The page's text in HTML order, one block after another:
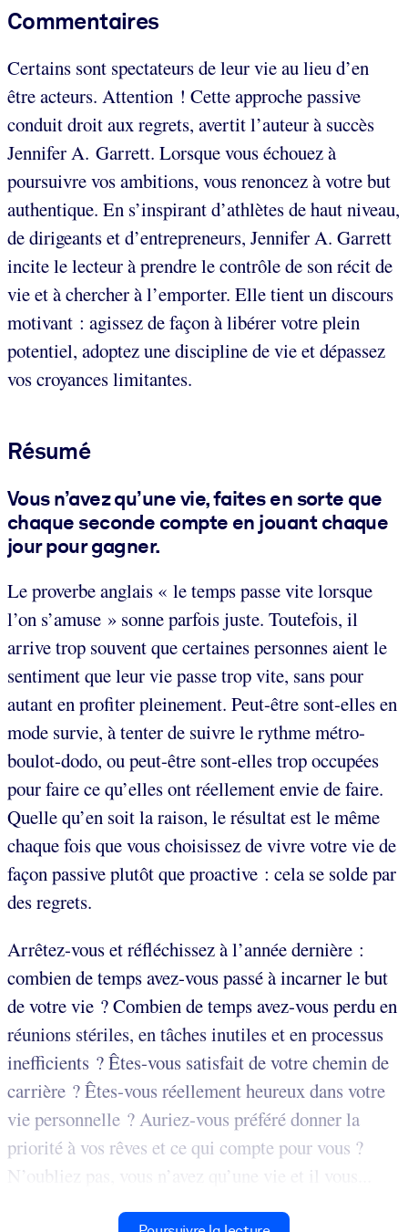
Commentaires
Certains sont spectateurs de leur vie au lieu d’en
être acteurs. Attention ! Cette approche passive
conduit droit aux regrets, avertit l’auteur à succès
Jennifer A. Garrett. Lorsque vous échouez à
poursuivre vos ambitions, vous renoncez à votre but
authentique. En s’inspirant d’athlètes de haut niveau,
de dirigeants et d’entrepreneurs, Jennifer A. Garrett
incite le lecteur à prendre le contrôle de son récit de
vie et à chercher à l’emporter. Elle tient un discours
motivant : agissez de façon à libérer votre plein
potentiel, adoptez une discipline de vie et dépassez
vos croyances limitantes.
Résumé
Vous n’avez qu’une vie, faites en sorte que
chaque seconde compte en jouant chaque
jour pour gagner.
Le proverbe anglais « le temps passe vite lorsque
l’on s’amuse » sonne parfois juste. Toutefois, il
arrive trop souvent que certaines personnes aient le
sentiment que leur vie passe trop vite, sans pour
autant en profiter pleinement. Peut-être sont-elles en
mode survie, à tenter de suivre le rythme métro-
boulot-dodo, ou peut-être sont-elles trop occupées
pour faire ce qu’elles ont réellement envie de faire.
Quelle qu’en soit la raison, le résultat est le même
chaque fois que vous choisissez de vivre votre vie de
façon passive plutôt que proactive : cela se solde par
des regrets.
Arrêtez-vous et réfléchissez à l’année dernière :
combien de temps avez-vous passé à incarner le but
de votre vie ? Combien de temps avez-vous perdu en
réunions stériles, en tâches inutiles et en processus
inefficients ? Êtes-vous satisfait de votre chemin de
carrière ? Êtes-vous réellement heureux dans votre
vie personnelle ? Auriez-vous préféré donner la
priorité à vos rêves et ce qui compte pour vous ?
N’oubliez pas, vous n’avez qu’une vie et il vous...